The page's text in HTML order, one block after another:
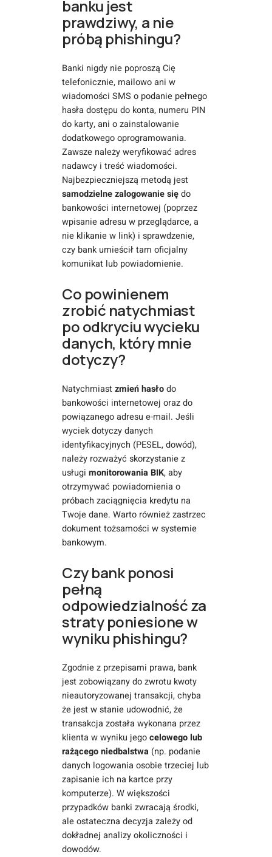
banku jest
prawdziwy, a nie
próbą phishingu?
Banki nigdy nie poproszą Cię
telefonicznie, mailowo ani w
wiadomości SMS o podanie pełnego
hasła dostępu do konta, numeru PIN
do karty, ani o zainstalowanie
dodatkowego oprogramowania.
Zawsze należy weryfikować adres
nadawcy i treść wiadomości.
Najbezpieczniejszą metodą jest
samodzielne zalogowanie siędo
bankowości internetowej (poprzez
wpisanie adresu w przeglądarce, a
nie klikanie w link) i sprawdzenie,
czy bank umieścił tam oficjalny
komunikat lub powiadomienie.
Co powinienem
zrobić natychmiast
po odkryciu wycieku
danych, który mnie
dotyczy?
Natychmiastzmień hasłodo
bankowości internetowej oraz do
powiązanego adresu e-mail. Jeśli
wyciek dotyczy danych
identyfikacyjnych (PESEL, dowód),
należy rozważyć skorzystanie z
usługimonitorowania BIK, aby
otrzymywać powiadomienia o
próbach zaciągnięcia kredytu na
Twoje dane. Warto również zastrzec
dokument tożsamości w systemie
bankowym.
Czy bank ponosi
pełną
odpowiedzialność za
straty poniesione w
wyniku phishingu?
Zgodnie z przepisami prawa, bank
jest zobowiązany do zwrotu kwoty
nieautoryzowanej transakcji, chyba
że jest w stanie udowodnić, że
transakcja została wykonana przez
klienta w wyniku jegocelowego lub
rażącego niedbalstwa (np. podanie
danych logowania osobie trzeciej lub
zapisanie ich na kartce przy
komputerze). W większości
przypadków banki zwracają środki,
ale ostateczna decyzja zależy od
dokładnej analizy okoliczności i
dowodów.